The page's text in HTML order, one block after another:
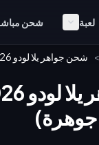
لعبة شحن
> شحن جواهر يلا لودو 2026: دليل الوصول إلى قائمة أفضل 100 لاعب (55,800 جوهرة)